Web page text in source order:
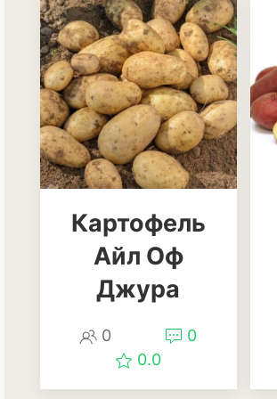
Картофель
Айл Оф
Джура
0
0
0.0